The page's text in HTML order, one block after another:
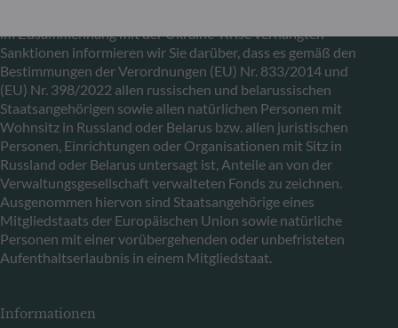
im Zusammenhang mit der Ukraine-Krise verhängten
Sanktionen informieren wir Sie darüber, dass es gemäß den
Bestimmungen der Verordnungen (EU) Nr. 833/2014 und
(EU) Nr. 398/2022 allen russischen und belarussischen
Staatsangehörigen sowie allen natürlichen Personen mit
Wohnsitz in Russland oder Belarus bzw. allen juristischen
Personen, Einrichtungen oder Organisationen mit Sitz in
Russland oder Belarus untersagt ist, Anteile an von der
Verwaltungsgesellschaft verwalteten Fonds zu zeichnen.
Ausgenommen hiervon sind Staatsangehörige eines
Mitgliedstaats der Europäischen Union sowie natürliche
Personen mit einer vorübergehenden oder unbefristeten
Aufenthaltserlaubnis in einem Mitgliedstaat.
Informationen